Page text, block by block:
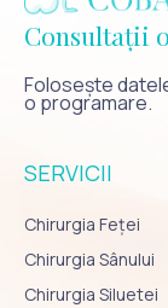
Consultații
Folosește
o programare.
SERVICII
Chirurgia Feței
Chirurgia Sânului
Chirurgia Siluetei